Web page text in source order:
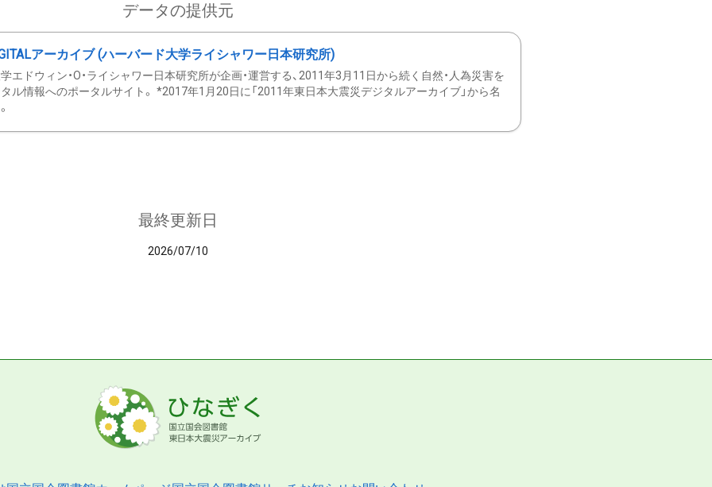
データの提供元
アーカイブ (ハーバード大学ライシャワー日本研究所)
エドウィン・O・ライシャワー日本研究所が企画・運営する、2011年3月11日から続く自然・人為災害を
ル情報へのポータルサイト。 *2017年1月20日に「2011年東日本大震災デジタルアーカイブ」から名
最終更新日
2026/07/10